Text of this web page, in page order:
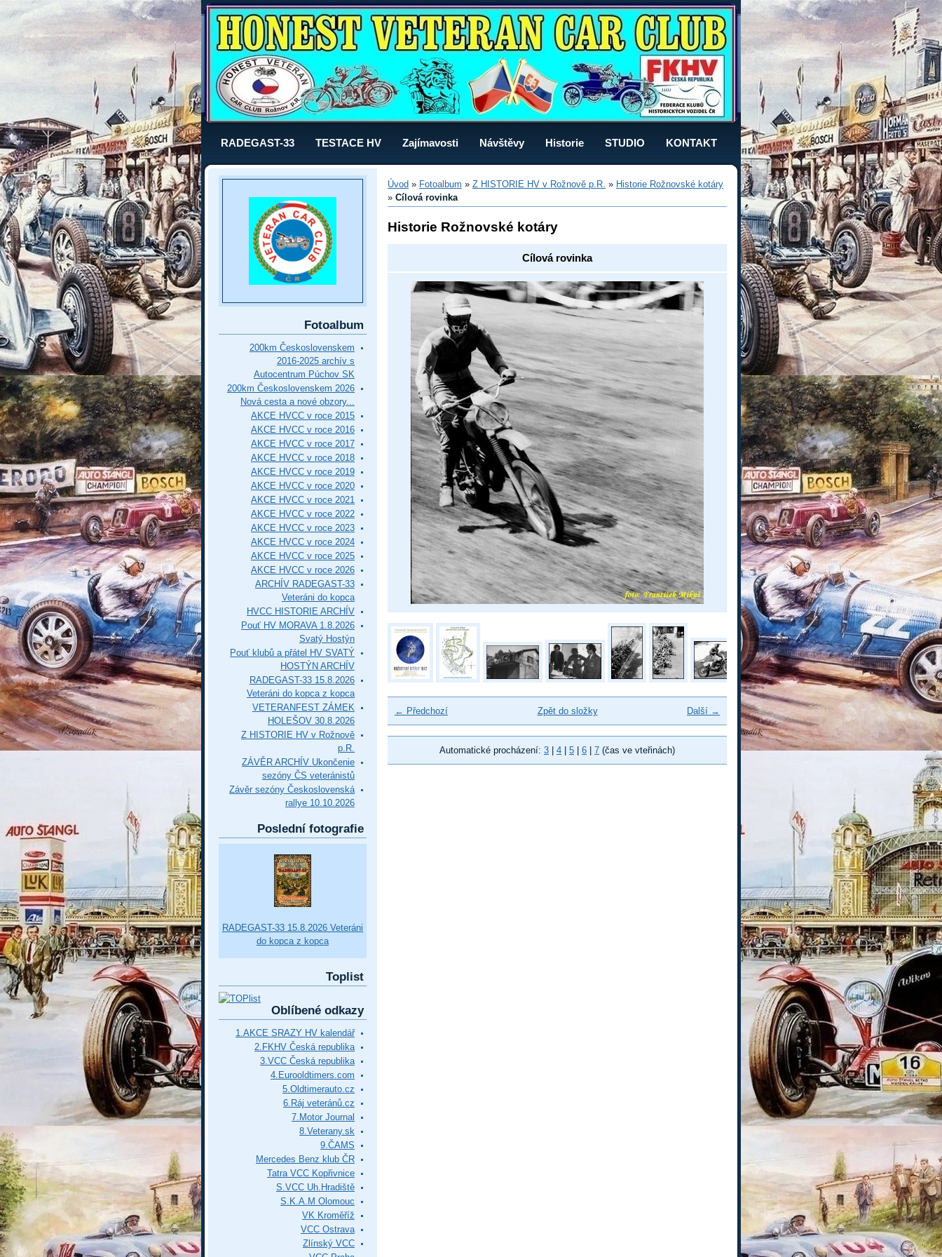
RADEGAST-33 TESTACE HV Zajímavosti Návštěvy Historie STUDIO KONTAKT
Úvod » Fotoalbum » Z HISTORIE HV v Rožnově p.R. » Historie Rožnovské kotáry
» Cílová rovinka
Historie Rožnovské kotáry
Cílová rovinka
← Předchozí Další →
Zpět do složky
Automatické procházení: 3 4 5 6 7 (čas ve vteřinách)
Fotoalbum
200km Československem
2016-2025 archív s
Autocentrum Púchov SK
200km Československem 2026
Nová cesta a nové obzory...
AKCE HVCC v roce 2015
AKCE HVCC v roce 2016
AKCE HVCC v roce 2017
AKCE HVCC v roce 2018
AKCE HVCC v roce 2019
AKCE HVCC v roce 2020
AKCE HVCC v roce 2021
AKCE HVCC v roce 2022
AKCE HVCC v roce 2023
AKCE HVCC v roce 2024
AKCE HVCC v roce 2025
AKCE HVCC v roce 2026
ARCHÍV RADEGAST-33
Veteráni do kopca
HVCC HISTORIE ARCHÍV
Pouť HV MORAVA 1.8.2026
Svatý Hostýn
Pouť klubů a přátel HV SVATÝ
HOSTÝN ARCHÍV
RADEGAST-33 15.8.2026
Veteráni do kopca z kopca
VETERANFEST ZÁMEK
HOLEŠOV 30.8.2026
Z HISTORIE HV v Rožnově
p.R.
ZÁVĚR ARCHÍV Ukončenie
sezóny ČS veteránistů
Závěr sezóny Československá
rallye 10.10.2026
Poslední fotografie
RADEGAST-33 15.8.2026 Veteráni
do kopca z kopca
Toplist
Oblíbené odkazy
1.AKCE SRAZY HV kalendář
2.FKHV Česká republika
3.VCC Česká republika
4.Eurooldtimers.com
5.Oldtimerauto.cz
6.Ráj veteránů.cz
7.Motor Journal
8.Veterany.sk
9.ČAMS
Mercedes Benz klub ČR
Tatra VCC Kopřivnice
S.VCC Uh.Hradiště
S.K.A.M Olomouc
VK Kroměříž
VCC Ostrava
Zlínský VCC